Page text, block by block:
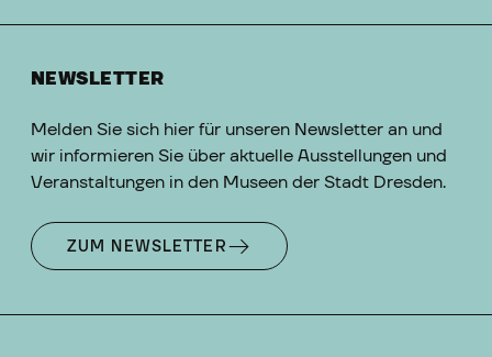
NEWSLETTER
Melden Sie sich hier für unseren Newsletter an und
wir informieren Sie über aktuelle Ausstellungen und
Veranstaltungen in den Museen der Stadt Dresden.
ZUM NEWSLETTER